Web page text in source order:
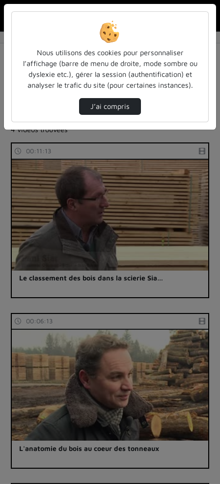
Résultats de la recherche
Filtres actifs (cliquer pour en retirer) :
cours-formations
arbre
agronomie-agriculture-sylviculture
mooc-anatomie-du-bois
mooc-anatomie-du-bois
4 vidéos trouvées
00:11:13
Le classement des bois dans la scierie Sia…
00:06:13
L'anatomie du bois au coeur des tonneaux
Nous utilisons des cookies pour personnaliser
l’affichage (barre de menu de droite, mode sombre ou
dyslexie etc.), gérer la session (authentification) et
analyser le trafic du site (pour certaines instances).
J’ai compris